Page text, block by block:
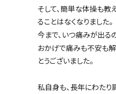
そして、簡単な体操も教
ることはなくなりました。
今まで、いつ痛みが出る
おかげで痛みも不安も
とうございました。
私自身も、長年にわたり